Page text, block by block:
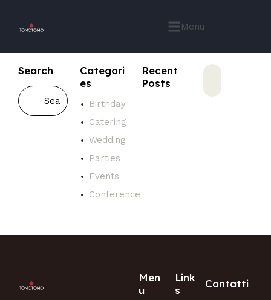
Menu
Search
Categori
es
Birthday
Catering
Wedding
Parties
Events
Conference
Recent
Posts
Men
u
Link
s
Contatti